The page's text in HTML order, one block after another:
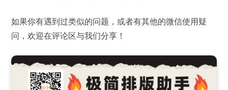
如果你有遇到过类似的问题，或者有其他的微信使用疑
问，欢迎在评论区与我们分享！